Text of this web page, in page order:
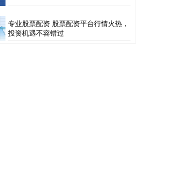
专业股票配资 股票配资平台行情火热，
投资机遇不容错过